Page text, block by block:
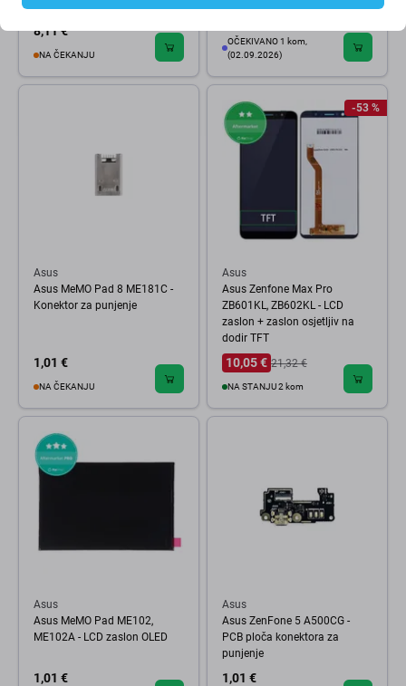
8,11 €
NA ČEKANJU
OČEKIVANO 1 kom,
(02.09.2026)
Asus
Asus MeMO Pad 8 ME181C -
Konektor za punjenje
1,01 €
NA ČEKANJU
-53 %
Asus
Asus Zenfone Max Pro
ZB601KL, ZB602KL - LCD
zaslon + zaslon osjetljiv na
dodir TFT
10,05 € 21,32 €
NA STANJU 2 kom
Asus
Asus MeMO Pad ME102,
ME102A - LCD zaslon OLED
1,01 €
Asus
Asus ZenFone 5 A500CG -
PCB ploča konektora za
punjenje
1,01 €